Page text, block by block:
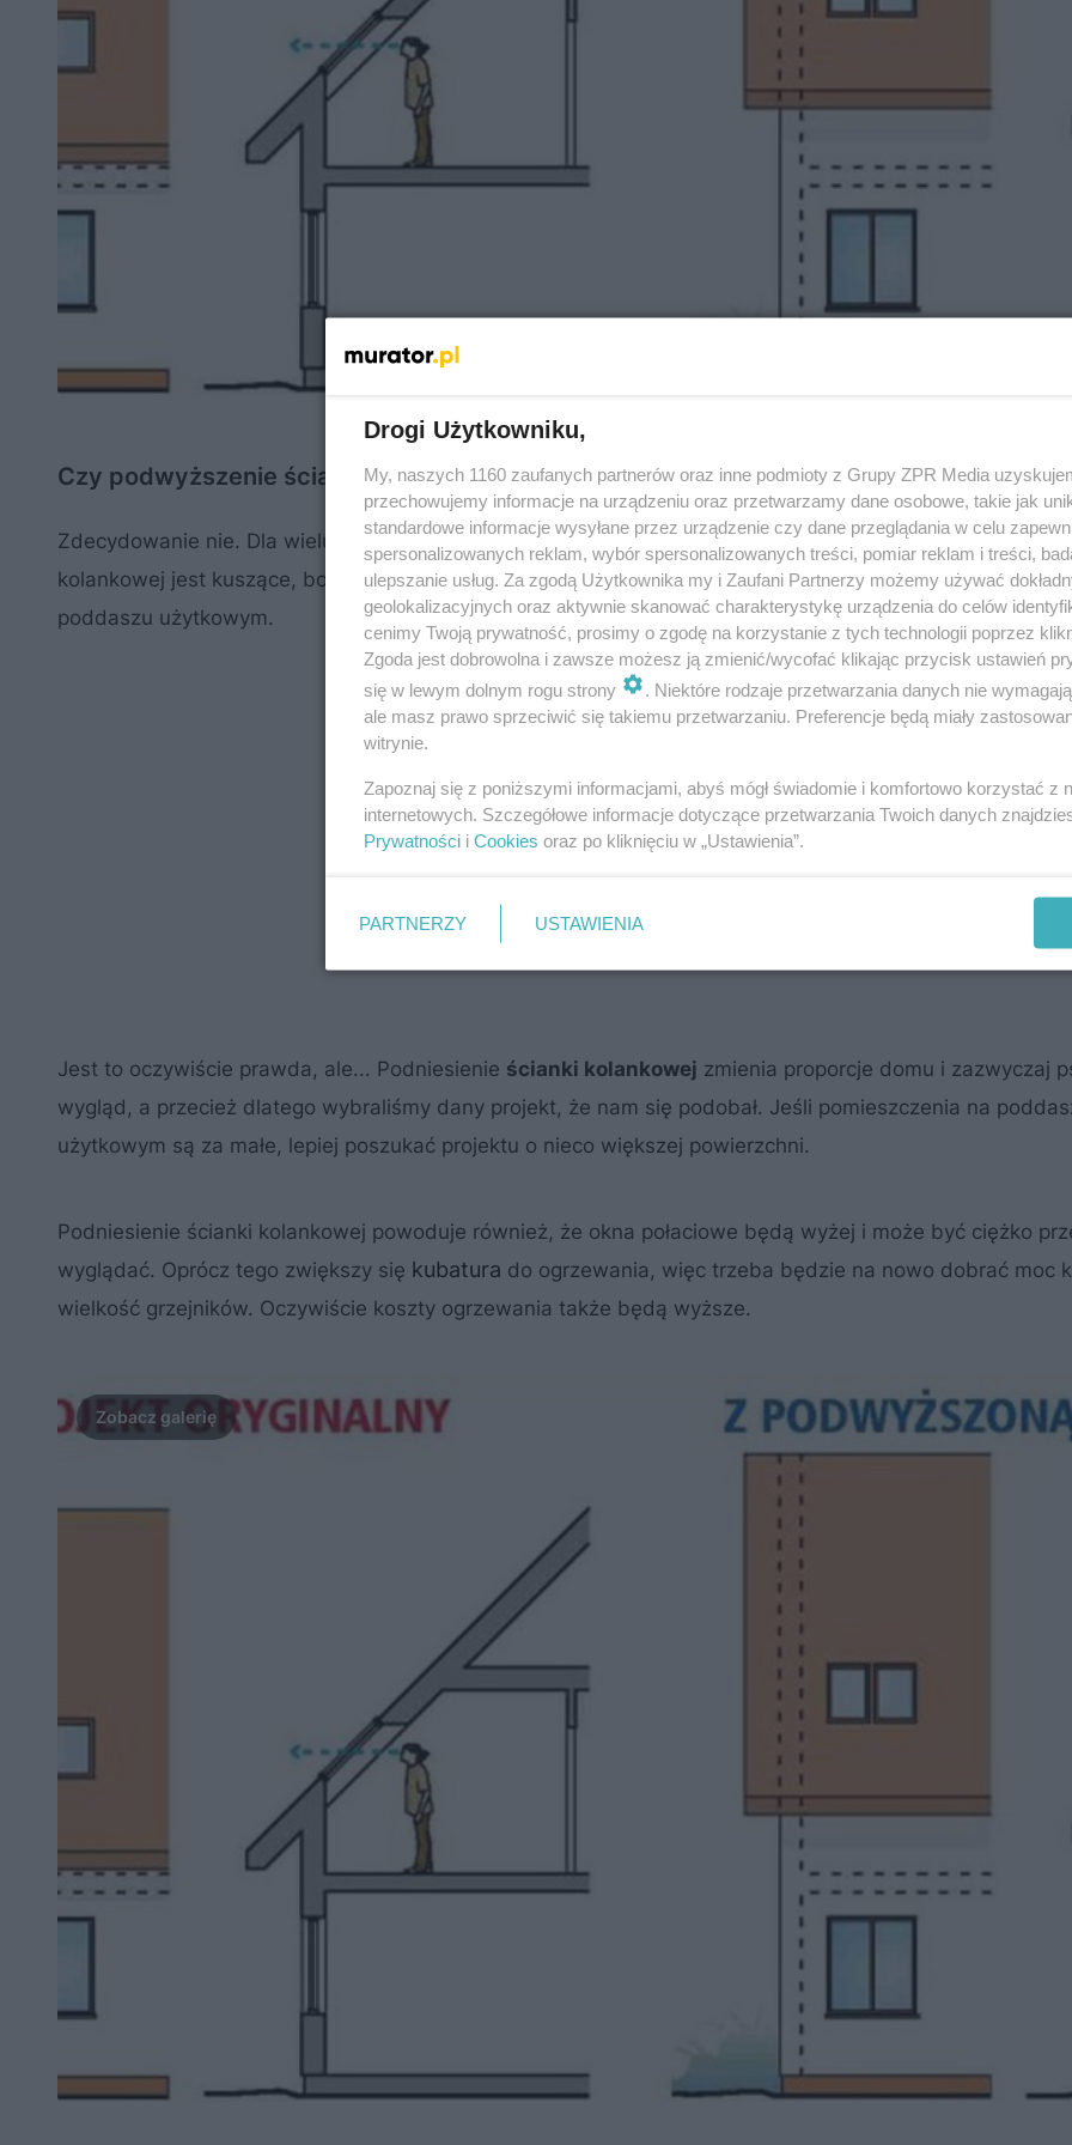
Czy podwyższenie ścianki kolankowej się opłaca?
Zdecydowanie nie. Dla wielu inwestorów, działających zazwyczaj za namową wykonawców,
kolankowej jest kuszące, bo zwiększa się powierzchnia użytkowa (powyżej 1,9 m wysokości)
poddaszu użytkowym.
Jest to oczywiście prawda, ale... Podniesienie ścianki kolankowej zmienia proporcje domu i zazwyczaj
wygląd, a przecież dlatego wybraliśmy dany projekt, że nam się podobał. Jeśli pomieszczenia na
użytkowym są za małe, lepiej poszukać projektu o nieco większej powierzchni.
Podniesienie ścianki kolankowej powoduje również, że okna połaciowe będą wyżej i może być ciężko
wyglądać. Oprócz tego zwiększy się kubatura do ogrzewania, więc trzeba będzie na nowo dobrać moc
wielkość grzejników. Oczywiście koszty ogrzewania także będą wyższe.
Drogi Użytkowniku,
My, naszych 1160 zaufanych partnerów oraz inne podmioty z Grupy ZPR Media
przechowujemy informacje na urządzeniu oraz przetwarzamy dane osobowe, takie jak
standardowe informacje wysyłane przez urządzenie czy dane przeglądania w celu
spersonalizowanych reklam, wybór spersonalizowanych treści, pomiar reklam i treści,
ulepszanie usług. Za zgodą Użytkownika my i Zaufani Partnerzy możemy używać
geolokalizacyjnych oraz aktywnie skanować charakterystykę urządzenia do celów
cenimy Twoją prywatność, prosimy o zgodę na korzystanie z tych technologii poprzez
Zgoda jest dobrowolna i zawsze możesz ją zmienić/wycofać klikając przycisk ustawień
się w lewym dolnym rogu strony
. Niektóre rodzaje przetwarzania danych nie
ale masz prawo sprzeciwić się takiemu przetwarzaniu. Preferencje będą miały
witrynie.
Zapoznaj się z poniższymi informacjami, abyś mógł świadomie i komfortowo korzystać z
internetowych. Szczegółowe informacje dotyczące przetwarzania Twoich danych
Prywatności i Cookies oraz po kliknięciu w „Ustawienia”.
PARTNERZY USTAWIENIA